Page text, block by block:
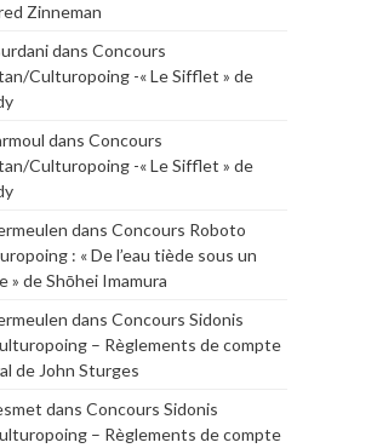
Zinneman
dans Concours
Culturopoing -« Le Sifflet » de
dans Concours
Culturopoing -« Le Sifflet » de
dans Concours Roboto
: « De l’eau tiède sous un
» de Shōhei Imamura
dans Concours Sidonis
– Règlements de compte
de John Sturges
dans Concours Sidonis
– Règlements de compte